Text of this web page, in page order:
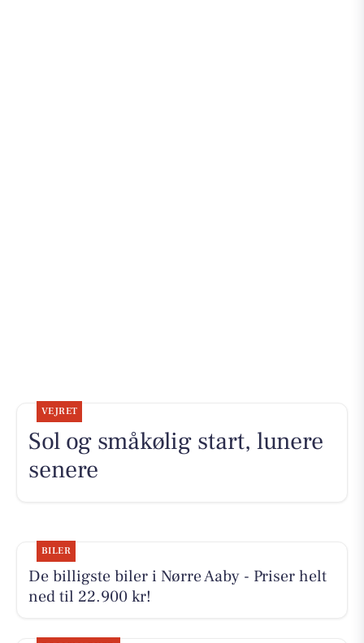
VEJRET
Sol og småkølig start, lunere
senere
BILER
De billigste biler i Nørre Aaby - Priser helt
ned til 22.900 kr!